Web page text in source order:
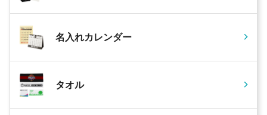
名入れカレンダー
タオル